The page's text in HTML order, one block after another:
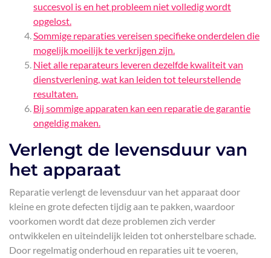
succesvol is en het probleem niet volledig wordt
opgelost.
Sommige reparaties vereisen specifieke onderdelen die
mogelijk moeilijk te verkrijgen zijn.
Niet alle reparateurs leveren dezelfde kwaliteit van
dienstverlening, wat kan leiden tot teleurstellende
resultaten.
Bij sommige apparaten kan een reparatie de garantie
ongeldig maken.
Verlengt de levensduur van
het apparaat
Reparatie verlengt de levensduur van het apparaat door
kleine en grote defecten tijdig aan te pakken, waardoor
voorkomen wordt dat deze problemen zich verder
ontwikkelen en uiteindelijk leiden tot onherstelbare schade.
Door regelmatig onderhoud en reparaties uit te voeren,